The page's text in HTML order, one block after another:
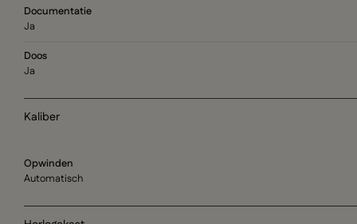
Documentatie
Ja
Doos
Ja
Kaliber
Opwinden
Automatisch